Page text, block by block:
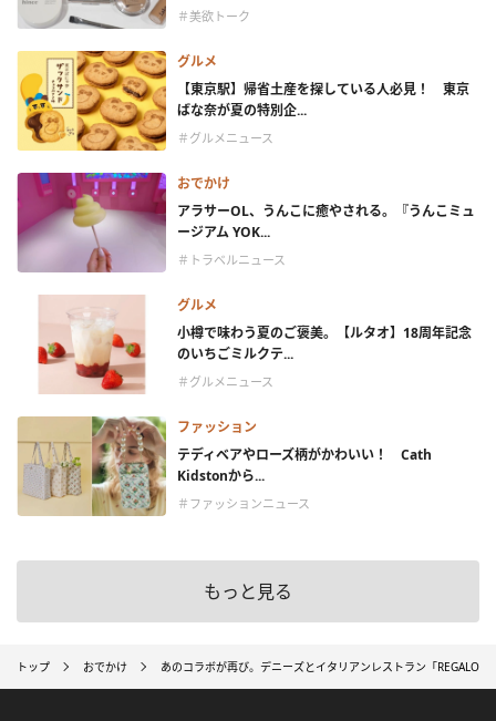
＃美欲トーク
グルメ
【東京駅】帰省土産を探している人必見！ 東京
ばな奈が夏の特別企...
＃グルメニュース
おでかけ
アラサーOL、うんこに癒やされる。『うんこミュ
ージアム YOK...
＃トラベルニュース
グルメ
小樽で味わう夏のご褒美。【ルタオ】18周年記念
のいちごミルクテ...
＃グルメニュース
ファッション
テディベアやローズ柄がかわいい！ Cath
Kidstonから...
＃ファッションニュース
もっと見る
トップ おでかけ あのコラボが再び。デニーズとイタリアンレストラン「REGALO